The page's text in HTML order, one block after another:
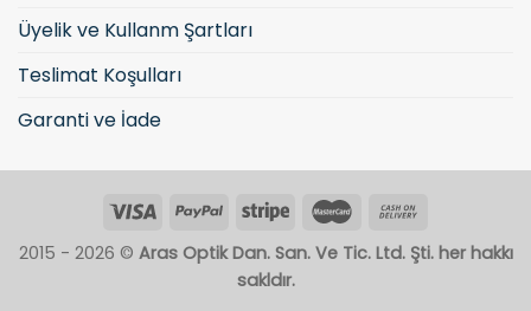
Üyelik ve Kullanm Şartları
Teslimat Koşulları
Garanti ve İade
2015 - 2026 © Aras Optik Dan. San. Ve Tic. Ltd. Şti. her hakkı
sakldır.